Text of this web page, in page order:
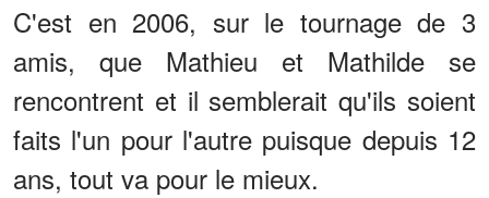
C'est en 2006, sur le tournage de 3
amis, que Mathieu et Mathilde se
rencontrent et il semblerait qu'ils soient
faits l'un pour l'autre puisque depuis 12
ans, tout va pour le mieux.